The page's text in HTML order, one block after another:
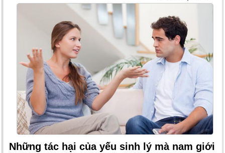
Những tác hại của yếu sinh lý mà nam giới